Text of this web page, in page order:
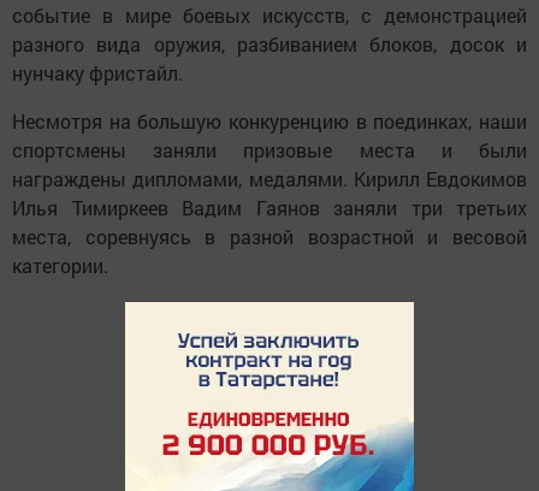
событие в мире боевых искусств, с демонстрацией
разного вида оружия, разбиванием блоков, досок и
нунчаку фристайл.
Несмотря на большую конкуренцию в поединках, наши
спортсмены заняли призовые места и были
награждены дипломами, медалями. Кирилл Евдокимов
Илья Тимиркеев Вадим Гаянов заняли три третьих
места, соревнуясь в разной возрастной и весовой
категории.